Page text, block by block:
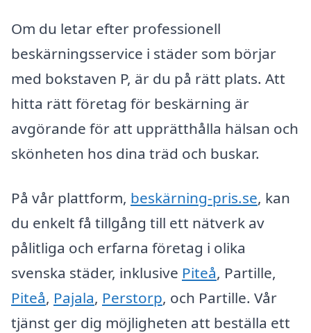
Om du letar efter professionell
beskärningsservice i städer som börjar
med bokstaven P, är du på rätt plats. Att
hitta rätt företag för beskärning är
avgörande för att upprätthålla hälsan och
skönheten hos dina träd och buskar.
På vår plattform, beskärning-pris.se, kan
du enkelt få tillgång till ett nätverk av
pålitliga och erfarna företag i olika
svenska städer, inklusive Piteå, Partille,
Piteå, Pajala, Perstorp, och Partille. Vår
tjänst ger dig möjligheten att beställa ett